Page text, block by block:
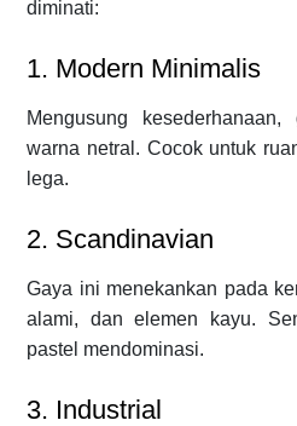
diminati:
1. Modern Minimalis
Mengusung
warna netral. Cocok untuk
lega.
2. Scandinavian
Gaya ini menekankan pada
alami, dan elemen kayu.
pastel mendominasi.
3. Industrial